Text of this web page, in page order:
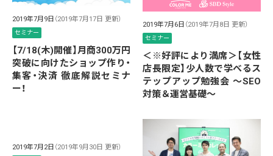
2019年7月9日 （2019年7月17日 更新）
セミナー
【7/18(木)開催】月商300万円
突破に向けたショップ作り・
集客・決済 徹底解説セミナ
ー！
2019年7月6日 （2019年7月8日 更新）
セミナー
＜※好評により満席＞【女性
店長限定】少人数で学べるス
テップアップ勉強会 〜SEO
対策＆運営基礎〜
2019年7月2日 （2019年9月30日 更新）